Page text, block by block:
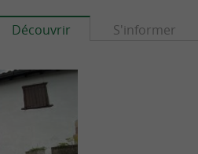
Découvrir S'informer